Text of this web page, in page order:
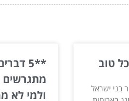
טוב
בני ישראל
**5
מתגרשים
ולמי לא